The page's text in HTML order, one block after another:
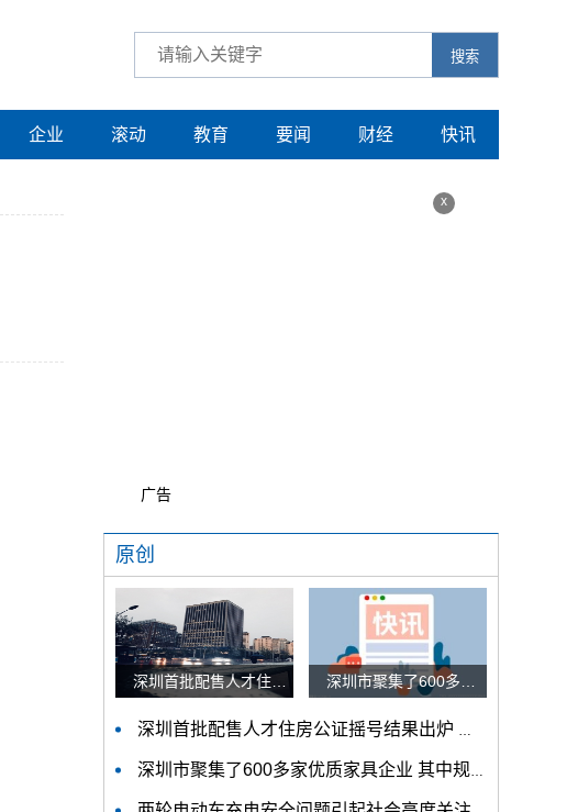
搜索
企业 滚动 教育 要闻 财经 快讯
x
广告
原创
深圳首批配售人才住房公证摇号结果出炉 认购家庭将于12月9日起选房
深圳市聚集了600多家优质家具企业 其中规模以上企业占比90%